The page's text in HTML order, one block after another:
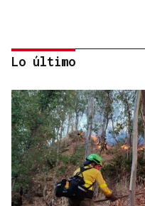
SEGURIDAD CIUDADANA
Lo último